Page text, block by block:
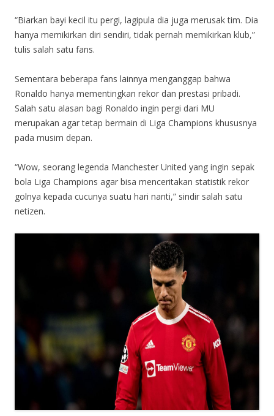
“Biarkan bayi kecil itu pergi, lagipula dia juga merusak tim. Dia
hanya memikirkan diri sendiri, tidak pernah memikirkan klub,”
tulis salah satu fans.
Sementara beberapa fans lainnya menganggap bahwa
Ronaldo hanya mementingkan rekor dan prestasi pribadi.
Salah satu alasan bagi Ronaldo ingin pergi dari MU
merupakan agar tetap bermain di Liga Champions khususnya
pada musim depan.
“Wow, seorang legenda Manchester United yang ingin sepak
bola Liga Champions agar bisa menceritakan statistik rekor
golnya kepada cucunya suatu hari nanti,” sindir salah satu
netizen.